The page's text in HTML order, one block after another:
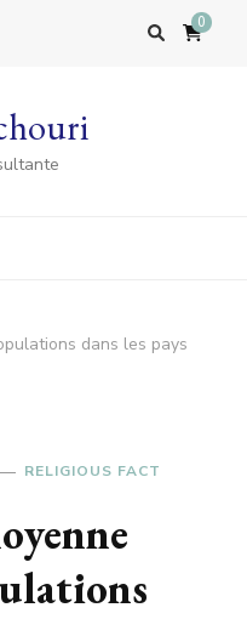
0
dans les pays
RELIGIOUS FACT